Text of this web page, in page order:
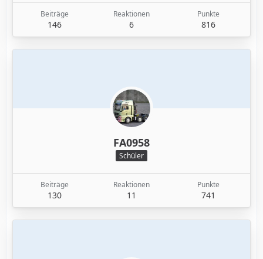
Beiträge
146
Reaktionen
6
Punkte
816
FA0958
Schüler
Beiträge
130
Reaktionen
11
Punkte
741